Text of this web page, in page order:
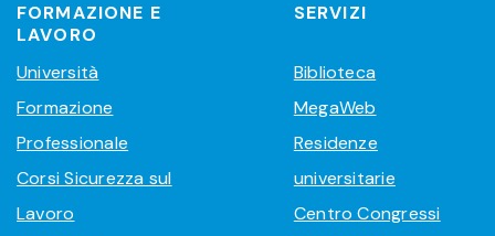
FORMAZIONE E
LAVORO
Università
Formazione
Professionale
Corsi Sicurezza sul
Lavoro
SERVIZI
Biblioteca
MegaWeb
Residenze
universitarie
Centro Congressi